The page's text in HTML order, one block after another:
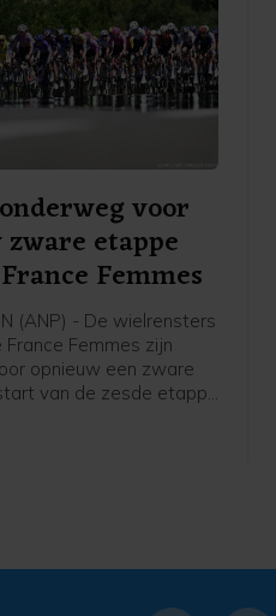
voor
etappe
Femmes
(ANP) - De wielrensters
France Femmes zijn
opnieuw een zware
van de zesde etappe